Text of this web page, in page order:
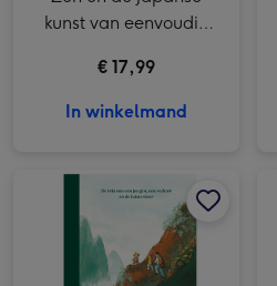
kunst van eenvoudig
€ 17,99
In winkelmand